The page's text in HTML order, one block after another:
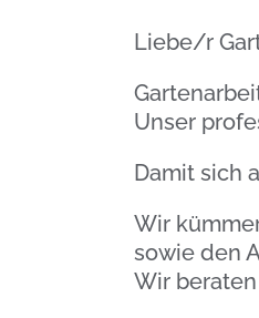
Liebe/r
Unser
Damit sich
Wir
sowie den
Wir